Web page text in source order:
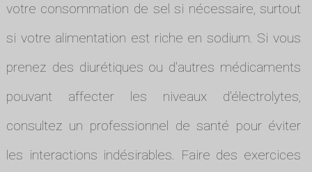
votre consommation de sel si nécessaire, surtout
si votre alimentation est riche en sodium. Si vous
prenez des diurétiques ou d'autres médicaments
pouvant affecter les niveaux d'électrolytes,
consultez un professionnel de santé pour éviter
les interactions indésirables. Faire des exercices